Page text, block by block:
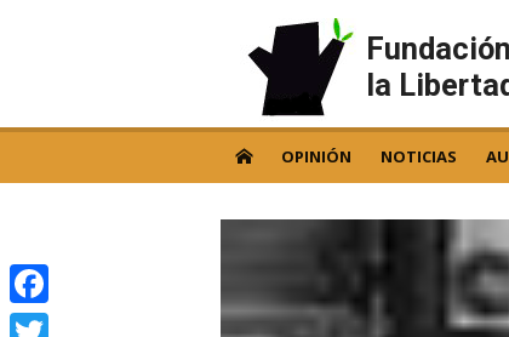
la
OPINIÓN NOTICIAS
Facebook